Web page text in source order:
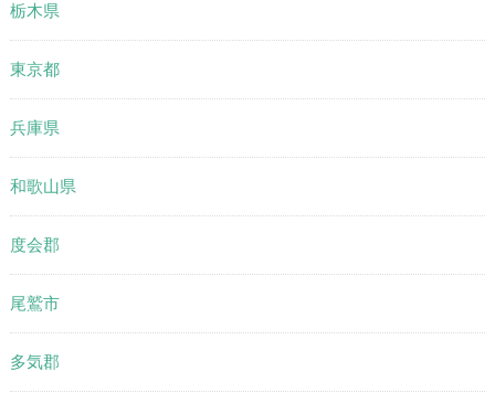
栃木県
東京都
兵庫県
和歌山県
度会郡
尾鷲市
多気郡